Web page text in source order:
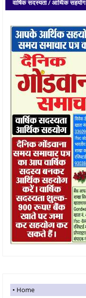
वार्षिक सदस्यता / आर्थिक सहयोग
Home